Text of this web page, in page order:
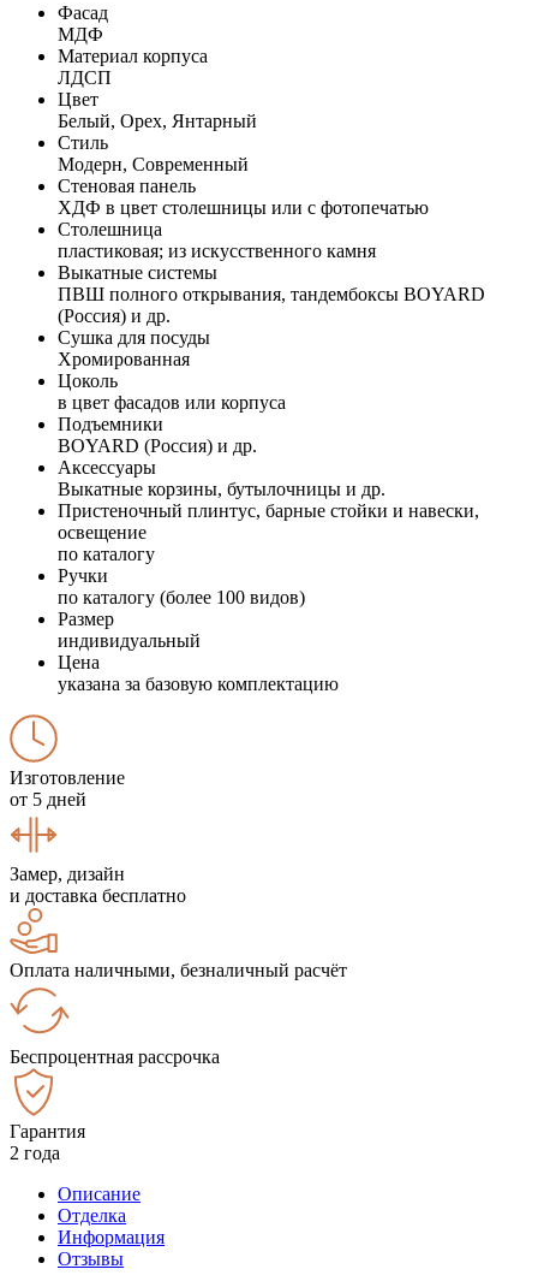
Фасад
МДФ
Материал корпуса
ЛДСП
Цвет
Белый, Орех, Янтарный
Стиль
Модерн, Современный
Стеновая панель
ХДФ в цвет столешницы или с фотопечатью
Столешница
пластиковая; из искусственного камня
Выкатные системы
ПВШ полного открывания, тандембоксы BOYARD
(Россия) и др.
Сушка для посуды
Хромированная
Цоколь
в цвет фасадов или корпуса
Подъемники
BOYARD (Россия) и др.
Аксессуары
Выкатные корзины, бутылочницы и др.
Пристеночный плинтус, барные стойки и навески,
освещение
по каталогу
Ручки
по каталогу (более 100 видов)
Размер
индивидуальный
Цена
указана за базовую комплектацию
Изготовление
от 5 дней
Замер, дизайн
и доставка бесплатно
Оплата наличными, безналичный расчёт
Беспроцентная рассрочка
Гарантия
2 года
Описание
Отделка
Информация
Отзывы